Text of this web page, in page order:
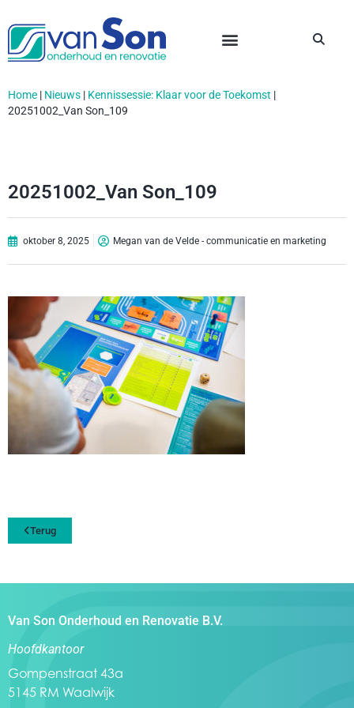
Home | Nieuws | Kennissessie: Klaar voor de Toekomst |
20251002_Van Son_109
20251002_Van Son_109
oktober 8, 2025 Megan van de Velde - communicatie en marketing
Terug
Van Son Onderhoud en Renovatie B.V.
Hoofdkantoor
Gompenstraat 43a
5145 RM Waalwijk